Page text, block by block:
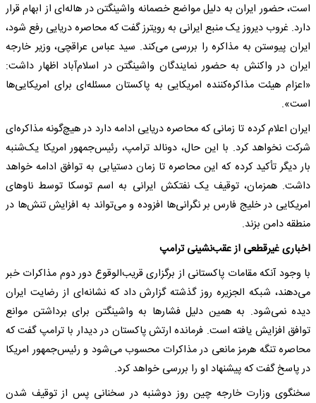
است، حضور ایران به دلیل مواضع خصمانه واشینگتن در هاله‌ای از ابهام قرار
دارد. غروب دیروز یک منبع ایرانی به رویترز گفت که محاصره دریایی رفع شود،
ایران پیوستن به مذاکره را بررسی می‌کند. سید عباس عراقچی، وزیر خارجه
ایران در واکنش به حضور نمایندگان واشینگتن در اسلام‌آباد اظهار داشت:
«اعزام هیئت مذاکره‌کننده امریکایی به پاکستان مسئله‌ای برای امریکایی‌ها
است».
ایران اعلام کرده تا زمانی که محاصره دریایی ادامه دارد در هیچ‌گونه مذاکره‌ای
شرکت نخواهد کرد. با این حال، دونالد ترامپ، رئیس‌جمهور امریکا یک‌شنبه
بار دیگر تأکید کرده که این محاصره تا زمان دستیابی به توافق ادامه خواهد
داشت. همزمان، توقیف یک نفتکش ایرانی به اسم توسکا توسط ناو‌های
امریکایی در خلیج فارس بر نگرانی‌ها افزوده و می‌تواند به افزایش تنش‌ها در
منطقه دامن بزند.
اخباری غیرقطعی از عقب‌نشینی ترامپ
با وجود آنکه مقامات پاکستانی از برگزاری قریب‌الوقوع دور دوم مذاکرات خبر
می‌دهند، شبکه الجزیره روز گذشته گزارش داد که نشانه‌ای از رضایت ایران
دیده نمی‌شود. به همین دلیل فشار‌ها به واشینگتن برای برداشتن موانع
توافق افزایش یافته است. فرمانده ارتش پاکستان در دیدار با ترامپ گفت که
محاصره تنگه هرمز مانعی در مذاکرات محسوب می‌شود و رئیس‌جمهور امریکا
در پاسخ گفت که پیشنهاد او را بررسی خواهد کرد.
سخنگوی وزارت خارجه چین روز دوشنبه در سخنانی پس از توقیف شدن